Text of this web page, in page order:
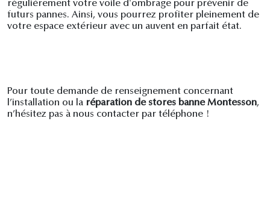
régulièrement votre voile d'ombrage pour prévenir de
futurs pannes. Ainsi, vous pourrez profiter pleinement de
votre espace extérieur avec un auvent en parfait état.
Pour toute demande de renseignement concernant
l’installation ou la réparation de stores banne Montesson,
n’hésitez pas à nous contacter par téléphone !